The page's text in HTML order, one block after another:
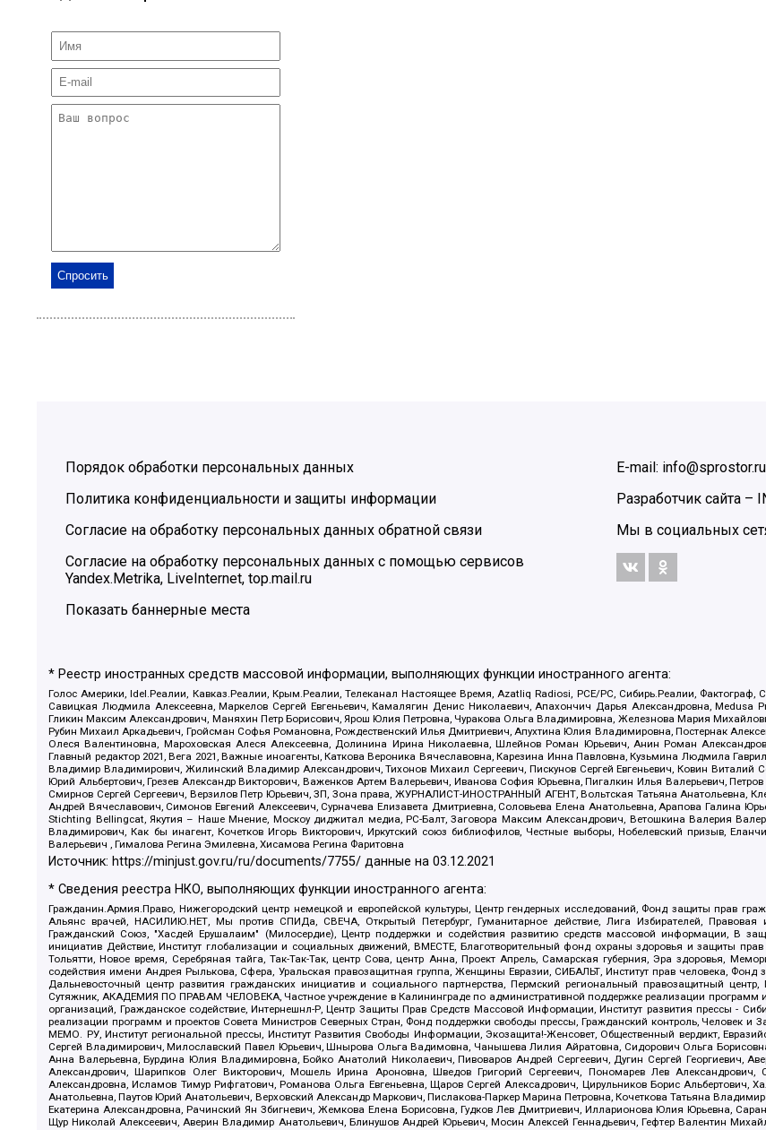
Порядок обработки персональных данных
Политика конфиденциальности и защиты информации
Согласие на обработку персональных данных обратной связи
Согласие на обработку персональных данных с помощью сервисов
Yandex.Metrika, LiveInternet, top.mail.ru
Показать баннерные места
E-mail: info@sprostor.ru
Разработчик сайта –
Мы в социальных
* Реестр иностранных средств массовой информации, выполняющих функции иностранного агента:
Голос Америки, Idel.Реалии, Кавказ.Реалии, Крым.Реалии, Телеканал Настоящее Время, Azatliq Radiosi, PCE/PC, Сибирь.Реалии, Фактограф,
Савицкая Людмила Алексеевна, Маркелов Сергей Евгеньевич, Камалягин Денис Николаевич, Апахончич Дарья Александровна, Medusa
Гликин Максим Александрович, Маняхин Петр Борисович, Ярош Юлия Петровна, Чуракова Ольга Владимировна, Железнова Мария
Рубин Михаил Аркадьевич, Гройсман Софья Романовна, Рождественский Илья Дмитриевич, Апухтина Юлия Владимировна, Постернак
Олеся Валентиновна, Мароховская Алеся Алексеевна, Долинина Ирина Николаевна, Шлейнов Роман Юрьевич, Анин Роман
Главный редактор 2021, Вега 2021, Важные иноагенты, Каткова Вероника Вячеславовна, Карезина Инна Павловна, Кузьмина Людмила
Владимир Владимирович, Жилинский Владимир Александрович, Тихонов Михаил Сергеевич, Пискунов Сергей Евгеньевич, Ковин Виталий
Юрий Альбертович, Грезев Александр Викторович, Важенков Артем Валерьевич, Иванова София Юрьевна, Пигалкин Илья Валерьевич,
Смирнов Сергей Сергеевич, Верзилов Петр Юрьевич, ЗП, Зона права, ЖУРНАЛИСТ-ИНОСТРАННЫЙ АГЕНТ, Вольтская Татьяна Анатольевна,
Андрей Вячеславович, Симонов Евгений Алексеевич, Сурначева Елизавета Дмитриевна, Соловьева Елена Анатольевна, Арапова Галина
Stichting Bellingcat, Якутия – Наше Мнение, Москоу диджитал медиа, РС-Балт, Заговора Максим Александрович, Ветошкина Валерия
Владимирович, Как бы инагент, Кочетков Игорь Викторович, Иркутский союз библиофилов, Честные выборы, Нобелевский призыв,
Валерьевич , Гималова Регина Эмилевна, Хисамова Регина Фаритовна
Источник: https://minjust.gov.ru/ru/documents/7755/ данные на03.12.2021
* Сведения реестра НКО, выполняющих функции иностранного агента:
Гражданин.Армия.Право, Нижегородский центр немецкой и европейской культуры, Центр гендерных исследований, Фонд защиты прав
Альянс врачей, НАСИЛИЮ.НЕТ, Мы против СПИДа, СВЕЧА, Открытый Петербург, Гуманитарное действие, Лига Избирателей, Правовая
Гражданский Союз, "Хасдей Ерушалаим" (Милосердие), Центр поддержки и содействия развитию средств массовой информации, В
инициатив Действие, Институт глобализации и социальных движений, ВМЕСТЕ, Благотворительный фонд охраны здоровья и защиты
Тольятти, Новое время, Серебряная тайга, Так-Так-Так, центр Сова, центр Анна, Проект Апрель, Самарская губерния, Эра здоровья,
содействия имени Андрея Рылькова, Сфера, Уральская правозащитная группа, Женщины Евразии, СИБАЛЬТ, Институт прав человека, Фонд
Дальневосточный центр развития гражданских инициатив и социального партнерства, Пермский региональный правозащитный
Сутяжник, АКАДЕМИЯ ПО ПРАВАМ ЧЕЛОВЕКА, Частное учреждение в Калининграде по административной поддержке реализации программ и
организаций, Гражданское содействие, Интернешнл-Р, Центр Защиты Прав Средств Массовой Информации, Институт развития прессы -
реализации программ и проектов Совета Министров Северных Стран, Фонд поддержки свободы прессы, Гражданский контроль, Человек
МЕМО. РУ, Институт региональной прессы, Институт Развития Свободы Информации, Экозащита!-Женсовет, Общественный вердикт,
Сергей Владимирович, Милославский Павел Юрьевич, Шнырова Ольга Вадимовна, Чанышева Лилия Айратовна, Сидорович Ольга
Анна Валерьевна, Бурдина Юлия Владимировна, Бойко Анатолий Николаевич, Пивоваров Андрей Сергеевич, Дугин Сергей Георгиевич,
Александрович, Шарипков Олег Викторович, Мошель Ирина Ароновна, Шведов Григорий Сергеевич, Пономарев Лев
Александровна, Исламов Тимур Рифгатович, Романова Ольга Евгеньевна, Щаров Сергей Алексадрович, Цирульников Борис
Анатольевна, Паутов Юрий Анатольевич, Верховский Александр Маркович, Пислакова-Паркер Марина Петровна, Кочеткова Татьяна
Екатерина Александровна, Рачинский Ян Збигневич, Жемкова Елена Борисовна, Гудков Лев Дмитриевич, Илларионова Юлия Юрьевна,
Щур Николай Алексеевич, Аверин Владимир Анатольевич, Блинушов Андрей Юрьевич, Мосин Алексей Геннадьевич, Гефтер Валентин